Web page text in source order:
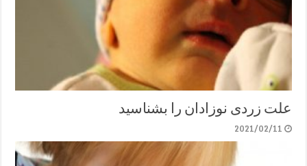
علت زردی نوزادان را بشناسید
2021/02/11